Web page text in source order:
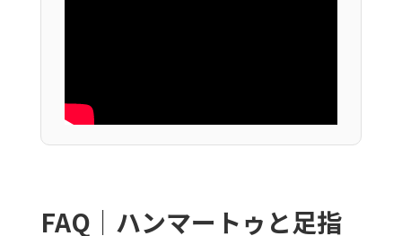
FAQ｜ハンマートゥと足指